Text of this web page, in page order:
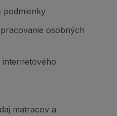
podmienky
osobných
internetového
matracov a